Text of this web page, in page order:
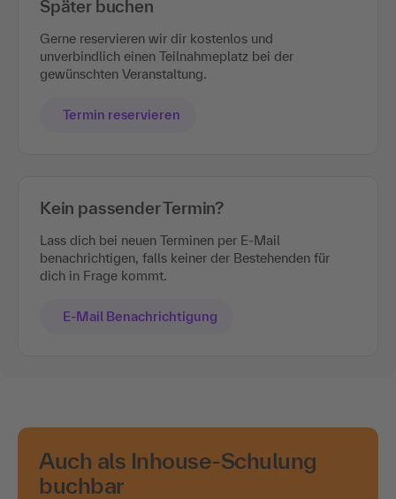
Später buchen
Gerne reservieren wir dir kostenlos und
unverbindlich einen Teilnahmeplatz bei der
gewünschten Veranstaltung.
Termin reservieren
Kein passender Termin?
Lass dich bei neuen Terminen per E-Mail
benachrichtigen, falls keiner der Bestehenden für
dich in Frage kommt.
E-Mail Benachrichtigung
Auch als Inhouse-Schulung
buchbar